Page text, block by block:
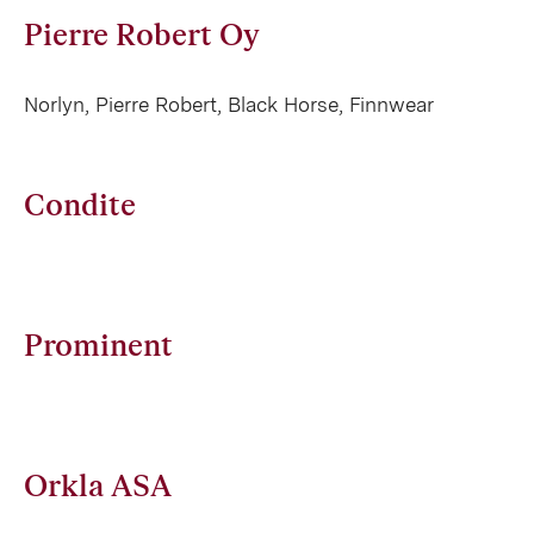
Pierre Robert Oy
Norlyn, Pierre Robert, Black Horse, Finnwear
Condite
Prominent
Orkla ASA